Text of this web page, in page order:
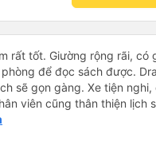
toàn và có hai tài xế thay
thấy an toàn. Chúng tôi
ra rằng mình đã quên
tin cho họ qua
họ sẽ yêu cầu nhân viên
chúng và sắp xếp một nhà
để chúng tôi có thể đến
rất tốt. Giường rộng rãi, có
để đọc sách được.
sẽ gọn gàng. Xe tiện
viên cũng thân thiện lịch
thành thành phố tuy hoà